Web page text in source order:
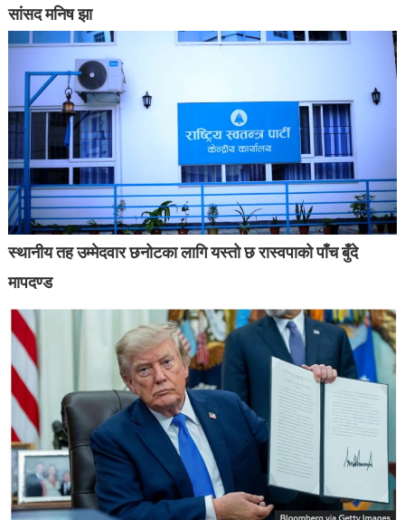
सांसद मनिष झा
स्थानीय तह उम्मेदवार छनोटका लागि यस्तो छ रास्वपाको पाँच बुँदे
मापदण्ड